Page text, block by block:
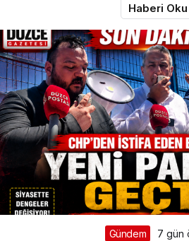
Haberi Oku
Gündem 7 gün